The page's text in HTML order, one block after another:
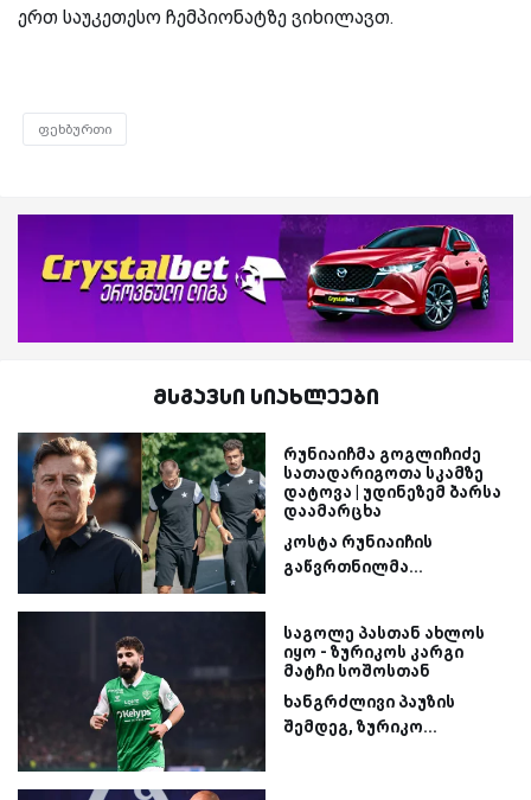
ერთ საუკეთესო ჩემპიონატზე ვიხილავთ.
ფეხბურთი
მსგავსი სიახლეები
რუნიაიჩმა გოგლიჩიძე
სათადარიგოთა სკამზე
დატოვა | უდინეზემ ბარსა
დაამარცხა
კოსტა რუნიაიჩის
გაწვრთნილმა...
საგოლე პასთან ახლოს
იყო - ზურიკოს კარგი
მატჩი სოშოსთან
ხანგრძლივი პაუზის
შემდეგ, ზურიკო...